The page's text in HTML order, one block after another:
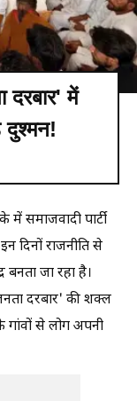
में
में समाजवादी पार्टी
दिनों राजनीति से
जा रहा है।
दरबार' की शक्ल
से लोग अपनी